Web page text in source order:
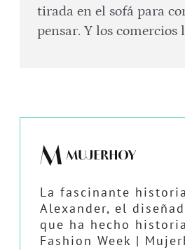
tirada en el sofá para
pensar. Y los comercios
La fascinante
Alexander, el
que ha hecho
Fashion Week |